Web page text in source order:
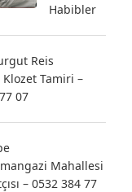
Habibler
Reis
Tamiri –
07
Mahallesi
– 0532 384 77